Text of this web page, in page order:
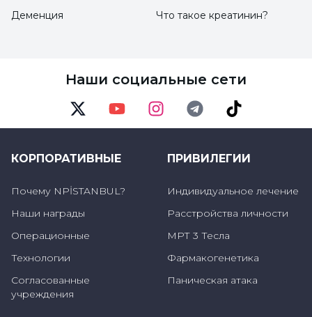
Деменция
Что такое креатинин?
Наши социальные сети
КОРПОРАТИВНЫЕ
Почему NPİSTANBUL?
Наши награды
Операционные
Технологии
Согласованные
учреждения
ПРИВИЛЕГИИ
Индивидуальное лечение
Расстройства личности
МРТ 3 Тесла
Фармакогенетика
Паническая атака